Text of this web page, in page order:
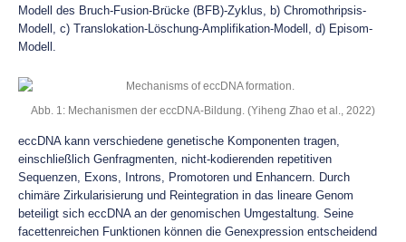
Modell des Bruch-Fusion-Brücke (BFB)-Zyklus, b) Chromothripsis-
Modell, c) Translokation-Löschung-Amplifikation-Modell, d) Episom-
Modell.
Abb. 1: Mechanismen der eccDNA-Bildung. (Yiheng Zhao et al., 2022)
eccDNA kann verschiedene genetische Komponenten tragen,
einschließlich Genfragmenten, nicht-kodierenden repetitiven
Sequenzen, Exons, Introns, Promotoren und Enhancern. Durch
chimäre Zirkularisierung und Reintegration in das lineare Genom
beteiligt sich eccDNA an der genomischen Umgestaltung. Seine
facettenreichen Funktionen können die Genexpression entscheidend